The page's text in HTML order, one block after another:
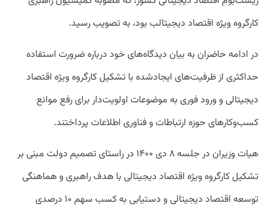
کارگروه ویژه اقتصاد دیجیتالب بود، به تصویب رسید.
در ادامه حاضران به بیان دیدگاه‌های خود درباره ضرورت استفاده
حداکثری از ظرفیت‌های ایجادشده با تشکیل کارگروه ویژه اقتصاد
دیجیتالی و ورود فوری به موضوعات اولویت‌دار برای رفع موانع
کسب‌وکارهای حوزه ارتباطات و فناوری اطلاعات پرداختند.
هیات‌ وزیران در جلسه ۸ دی ۱۴۰۰ در راستای تصمیم دولت مبنی بر
تشکیل کارگروه ویژه اقتصاد دیجیتالی با هدف راهبری و هماهنگی
توسعه اقتصاد دیجیتالی و دستیابی به کسب سهم ۱۰ درصدی